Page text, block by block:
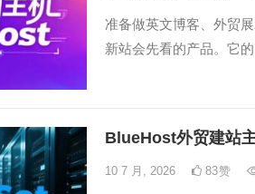
准备做英文博客、外贸
新站会先看的产品。它
BlueHost外贸建站
10 7 月, 2026 83赞